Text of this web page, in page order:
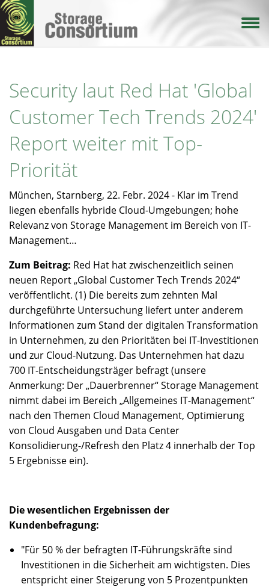
Direkt
zum
Inhalt
Security laut Red Hat 'Global
Customer Tech Trends 2024'
Report weiter mit Top-
Priorität
München, Starnberg, 22. Febr. 2024 - Klar im Trend
liegen ebenfalls hybride Cloud-Umgebungen; hohe
Relevanz von Storage Management im Bereich von IT-
Management…
Zum Beitrag: Red Hat hat zwischenzeitlich seinen
neuen Report „Global Customer Tech Trends 2024“
veröffentlicht. (1) Die bereits zum zehnten Mal
durchgeführte Untersuchung liefert unter anderem
Informationen zum Stand der digitalen Transformation
in Unternehmen, zu den Prioritäten bei IT-Investitionen
und zur Cloud-Nutzung. Das Unternehmen hat dazu
700 IT-Entscheidungsträger befragt (unsere
Anmerkung: Der „Dauerbrenner“ Storage Management
nimmt dabei im Bereich „Allgemeines IT-Management“
nach den Themen Cloud Management, Optimierung
von Cloud Ausgaben und Data Center
Konsolidierung-/Refresh den Platz 4 innerhalb der Top
5 Ergebnisse ein).
Die wesentlichen Ergebnissen der
Kundenbefragung:
"Für 50 % der befragten IT-Führungskräfte sind
Investitionen in die Sicherheit am wichtigsten. Dies
entspricht einer Steigerung von 5 Prozentpunkten